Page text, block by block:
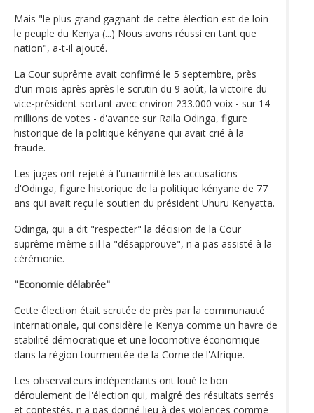
Mais "le plus grand gagnant de cette élection est de loin
le peuple du Kenya (...) Nous avons réussi en tant que
nation", a-t-il ajouté.
La Cour suprême avait confirmé le 5 septembre, près
d'un mois après après le scrutin du 9 août, la victoire du
vice-président sortant avec environ 233.000 voix - sur 14
millions de votes - d'avance sur Raila Odinga, figure
historique de la politique kényane qui avait crié à la
fraude.
Les juges ont rejeté à l'unanimité les accusations
d'Odinga, figure historique de la politique kényane de 77
ans qui avait reçu le soutien du président Uhuru Kenyatta.
Odinga, qui a dit "respecter" la décision de la Cour
suprême même s'il la "désapprouve", n'a pas assisté à la
cérémonie.
"Economie délabrée"
Cette élection était scrutée de près par la communauté
internationale, qui considère le Kenya comme un havre de
stabilité démocratique et une locomotive économique
dans la région tourmentée de la Corne de l'Afrique.
Les observateurs indépendants ont loué le bon
déroulement de l'élection qui, malgré des résultats serrés
et contestés, n'a pas donné lieu à des violences comme